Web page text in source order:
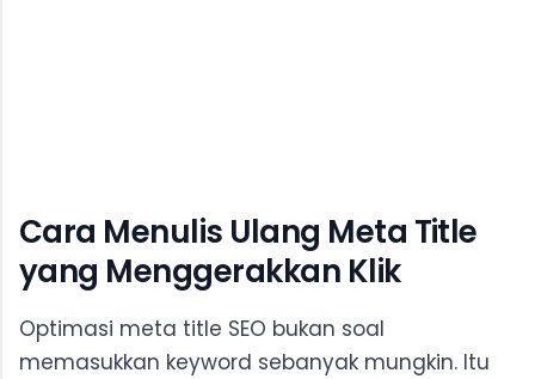
Cara Menulis Ulang Meta Title
yang Menggerakkan Klik
Optimasi meta title SEO bukan soal
memasukkan keyword sebanyak mungkin. Itu